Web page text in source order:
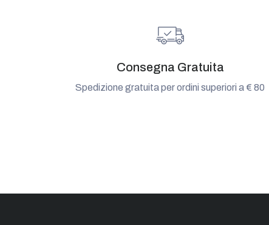
Consegna Gratuita
Spedizione gratuita per ordini superiori a € 80